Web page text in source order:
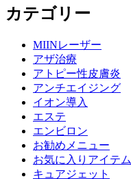
カテゴリー
MIINレーザー
アザ治療
アトピー性皮膚炎
アンチエイジング
イオン導入
エステ
エンビロン
お勧めメニュー
お気に入りアイテム
キュアジェット